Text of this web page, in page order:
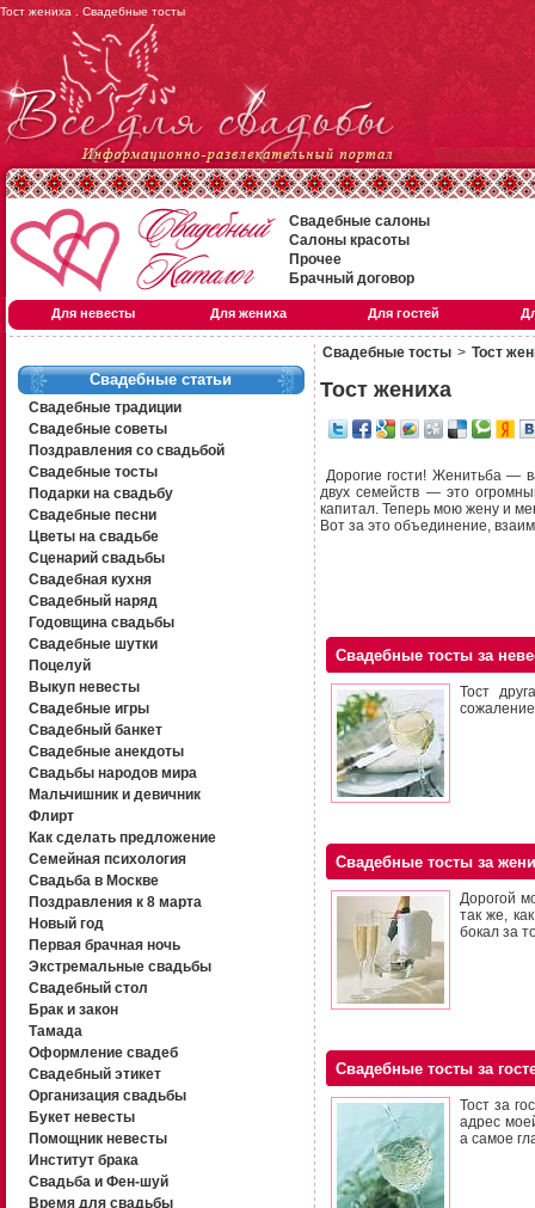
Тост жениха . Свадебные тосты
Свадебные салоны
Салоны красоты
Прочее
Брачный договор
Для невесты Для жениха Для гостей
Свадебные статьи
Свадебные традиции
Свадебные советы
Поздравления со свадьбой
Свадебные тосты
Подарки на свадьбу
Свадебные песни
Цветы на свадьбе
Сценарий свадьбы
Свадебная кухня
Свадебный наряд
Годовщина свадьбы
Свадебные шутки
Поцелуй
Выкуп невесты
Свадебные игры
Свадебный банкет
Свадебные анекдоты
Свадьбы народов мира
Мальчишник и девичник
Флирт
Как сделать предложение
Семейная психология
Свадьба в Москве
Поздравления к 8 марта
Новый год
Первая брачная ночь
Экстремальные свадьбы
Свадебный стол
Брак и закон
Тамада
Оформление свадеб
Свадебный этикет
Организация свадьбы
Букет невесты
Помощник невесты
Институт брака
Свадьба и Фен-шуй
Время для свадьбы
Свадебные тосты > Тост
Тост жениха
Дорогие гости! Женитьба —
двух семейств — это
капитал. Теперь мою жену и
Вот за это объединение,
Свадебные тосты за
Тост
Свадебные тосты за
Дорогой
так же,
бокал за
Свадебные тосты за
Тост за
адрес
а самое